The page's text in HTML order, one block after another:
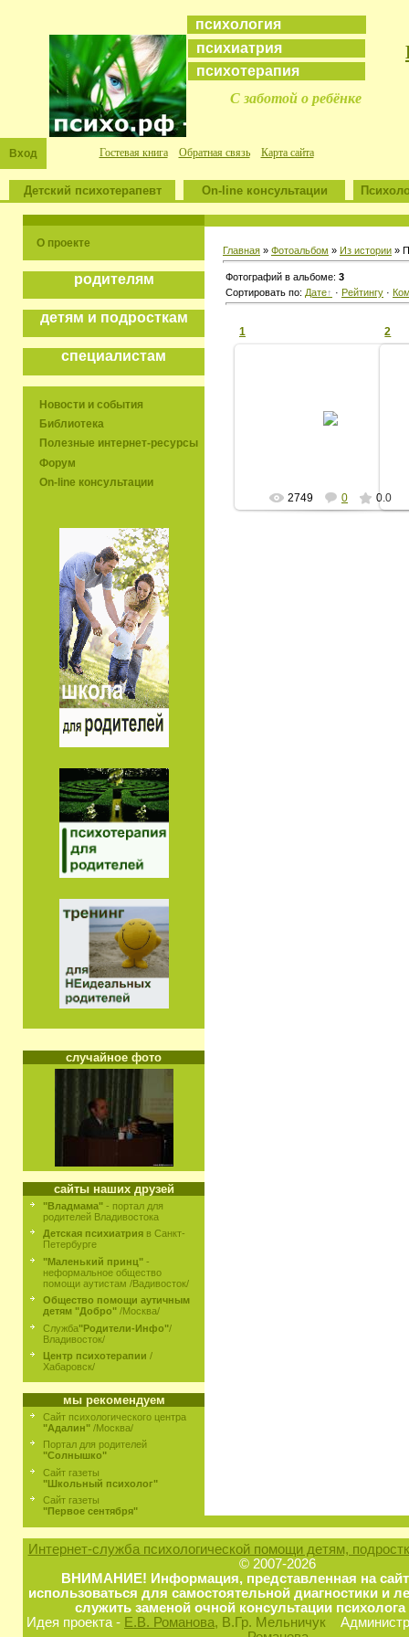
психология
психиатрия
психотерапия
С заботой о ребёнке
Вход Гостевая книга Обратная связь Карта сайта
Детский психотерапевт On-line консультации
О проекте
родителям
детям и подросткам
специалистам
Новости и события
Библиотека
Полезные интернет-ресурсы
Форум
On-line консультации
случайное фото
сайты наших друзей
"Владмама" - портал для
родителей Владивостока
Детская психиатрия в Санкт-
Петербурге
"Маленький принц" -
неформальное общество
помощи аутистам /Вадивосток/
Общество помощи аутичным
детям "Добро" /Москва/
Служба"Родители-Инфо"/
Владивосток/
Центр психотерапии /
Хабаровск/
мы рекомендуем
Сайт психологического центра
"Адалин" /Москва/
Портал для родителей
"Солнышко"
Сайт газеты
"Школьный психолог"
Сайт газеты
"Первое сентября"
Главная » Фотоальбом » Из истории »
Фотографий в альбоме: 3
Сортировать по: Дате · Рейтингу ·
1
2749 0 0.0
2
Интернет-служба психологической помощи детям,
© 2007-2026
ВНИМАНИЕ! Информация, представленная на
использоваться для самостоятельной диагностики и
служить заменой очной консультации
Идея проекта - Е.В. Романова, В.Гр. Мельничук